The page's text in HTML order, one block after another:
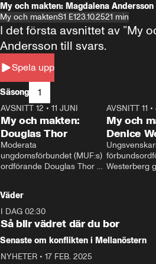
My och makten: Magdalena
My och maktenS1 E123.10.2521 min
Spela upp
I det första avsnittet av ”My
Andersson till svars.
Säsong 1
26:27
AVSNITT 12 • 11 JUNI
My och makten:
Douglas Thor
Moderata
ungdomsförbundet (MUF:s)
ordförande Douglas Thor
tonårsutvisningarna och hur
Moderaterna ska locka
väljare till valet i höst.
AVSNITT 11 •
My och
Denice
Westerberg
Väder
I DAG 02:30
Så blir vädret där du bor
Senaste om konflikten i Mellanöstern
NYHETER • 17 FEB. 2025